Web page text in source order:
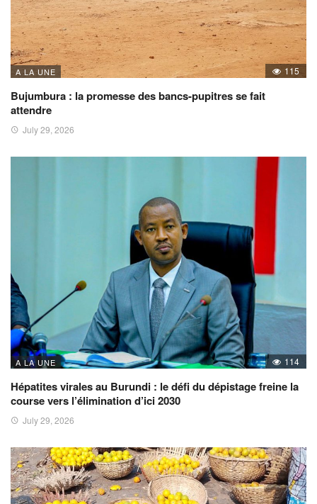
A LA UNE 115
Bujumbura : la promesse des bancs-pupitres se fait
attendre
July 29, 2026
A LA UNE 114
Hépatites virales au Burundi : le défi du dépistage freine la
course vers l’élimination d’ici 2030
July 29, 2026